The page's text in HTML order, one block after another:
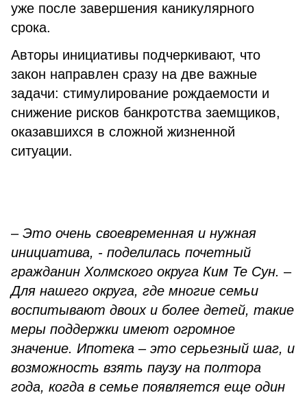
уже после завершения каникулярного
срока.
Авторы инициативы подчеркивают, что
закон направлен сразу на две важные
задачи: стимулирование рождаемости и
снижение рисков банкротства заемщиков,
оказавшихся в сложной жизненной
ситуации.
– Это очень своевременная и нужная
инициатива, - поделилась почетный
гражданин Холмского округа Ким Те Сун. –
Для нашего округа, где многие семьи
воспитывают двоих и более детей, такие
меры поддержки имеют огромное
значение. Ипотека –это серьезный шаг, и
возможность взять паузу на полтора
года, когда в семье появляется еще один